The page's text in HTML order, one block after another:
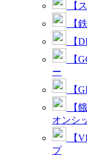
【
【
【
【
ー
【
【
オンシ
【
プ